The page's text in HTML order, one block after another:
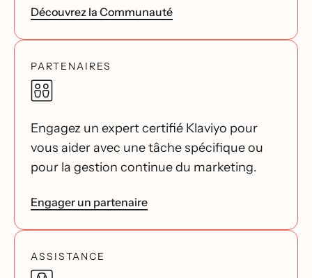
Découvrez la Communauté
PARTENAIRES
Engagez un expert certifié Klaviyo pour
vous aider avec une tâche spécifique ou
pour la gestion continue du marketing.
Engager un partenaire
ASSISTANCE